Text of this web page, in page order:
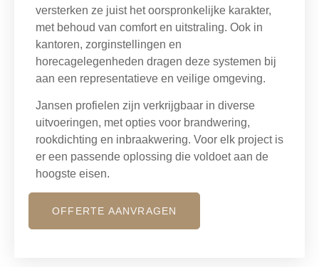
versterken ze juist het oorspronkelijke karakter,
met behoud van comfort en uitstraling. Ook in
kantoren, zorginstellingen en
horecagelegenheden dragen deze systemen bij
aan een representatieve en veilige omgeving.
Jansen profielen zijn verkrijgbaar in diverse
uitvoeringen, met opties voor brandwering,
rookdichting en inbraakwering. Voor elk project is
er een passende oplossing die voldoet aan de
hoogste eisen.
OFFERTE AANVRAGEN